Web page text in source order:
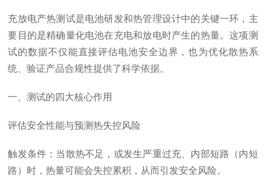
充放电产热测试是电池研发和热管理设计中的关键一环，主
要目的是精确量化电池在充电和放电时产生的热量。这项测
试的数据不仅能直接评估电池安全边界，也为优化散热系
统、验证产品合规性提供了科学依据。
一、测试的四大核心作用
评估安全性能与预测热失控风险
触发条件：当散热不足，或发生严重过充、内部短路（内短
路）时，热量可能会失控累积，从而引发安全风险。